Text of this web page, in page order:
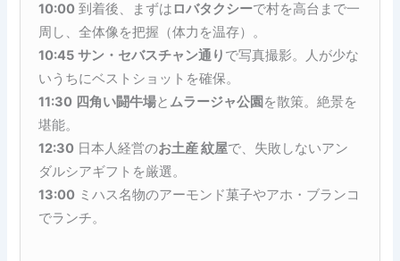
10:00 到着後、まずは ロバタクシーで村を高台まで一
周し、全体像を把握（体力を温存）。
10:45 サン・セバスチャン通り で写真撮影。人が少な
いうちにベストショットを確保。
11:30 四角い闘牛場と ムラージャ公園 を散策。絶景を
堪能。
12:30 日本人経営のお土産 紋屋で、失敗しないアン
ダルシアギフトを厳選。
13:00 ミハス名物のアーモンド菓子やアホ・ブランコ
でランチ。